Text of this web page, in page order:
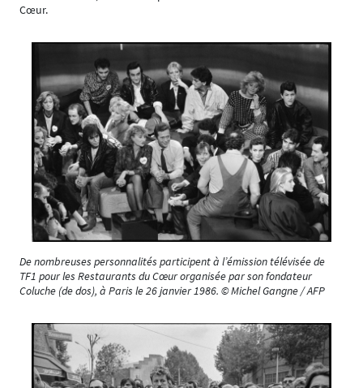
Cœur.
De nombreuses personnalités participent à l’émission télévisée de
TF1 pour les Restaurants du Cœur organisée par son fondateur
Coluche (de dos), à Paris le 26 janvier 1986. © Michel Gangne / AFP